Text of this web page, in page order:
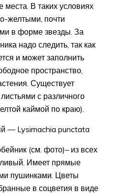
места. В таких условиях
желтыми, почти
в форме звезды. За
надо следить, так как
и может заполнить
пространство,
Существует
с различного
каймой по краю).
— Lysimachia punctata
(см. фото)– из всех
Имеет прямые
пушинками. Цветы
в соцветия в виде